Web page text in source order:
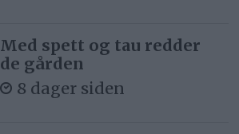
Med spett og tau redder
de gården
8 dager siden